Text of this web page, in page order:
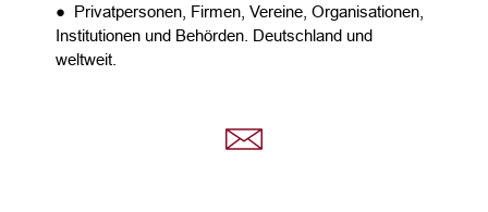
● Privatpersonen, Firmen, Vereine, Organisationen,
Institutionen und Behörden. Deutschland und
weltweit.